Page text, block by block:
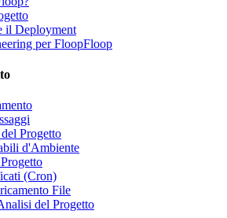
il Deployment
per FloopFloop
Progetto
d'Ambiente
(Cron)
File
del Progetto